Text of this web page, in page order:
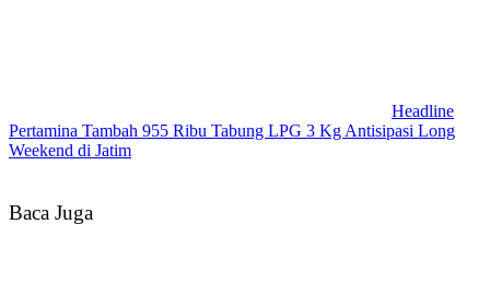
Headline
Pertamina Tambah 955 Ribu Tabung LPG 3 Kg Antisipasi Long
Weekend di Jatim
Baca Juga